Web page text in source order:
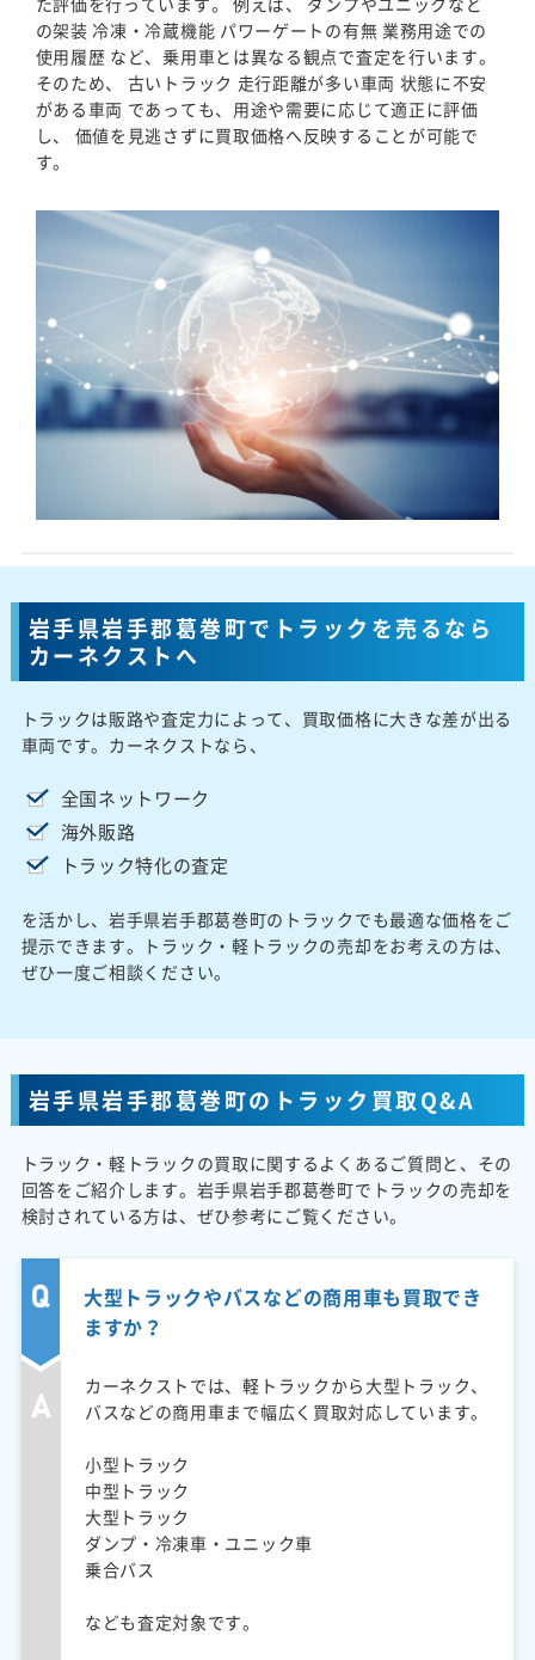
の架装 冷凍・冷蔵機能 パワーゲートの有無 業務用途での
使用履歴 など、乗用車とは異なる観点で査定を行います。
そのため、 古いトラック 走行距離が多い車両 状態に不安
がある車両 であっても、用途や需要に応じて適正に評価
し、 価値を見逃さずに買取価格へ反映することが可能で
す。
岩手県岩手郡葛巻町でトラックを売るなら
カーネクストへ
トラックは販路や査定力によって、買取価格に大きな差が出る
車両です。カーネクストなら、
全国ネットワーク
海外販路
トラック特化の査定
を活かし、岩手県岩手郡葛巻町のトラックでも最適な価格をご
提示できます。トラック・軽トラックの売却をお考えの方は、
ぜひ一度ご相談ください。
岩手県岩手郡葛巻町のトラック買取Q&A
トラック・軽トラックの買取に関するよくあるご質問と、その
回答をご紹介します。岩手県岩手郡葛巻町でトラックの売却を
検討されている方は、ぜひ参考にご覧ください。
大型トラックやバスなどの商用車も買取でき
ますか？
カーネクストでは、軽トラックから大型トラック、
バスなどの商用車まで幅広く買取対応しています。
小型トラック
中型トラック
大型トラック
ダンプ・冷凍車・ユニック車
乗合バス
なども査定対象です。